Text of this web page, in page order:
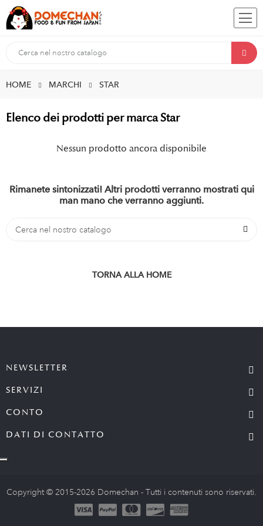
HOME MARCHI STAR
Elenco dei prodotti per marca Star
Nessun prodotto ancora disponibile
Rimanete sintonizzati! Altri prodotti verranno mostrati qui
man mano che verranno aggiunti.
TORNA ALLA HOME
NEWSLETTER
SERVIZI
CONTO
DATI DI CONTATTO
Copyright © 2015-2026 Domechan - Tutti i contenuti sono riservati.